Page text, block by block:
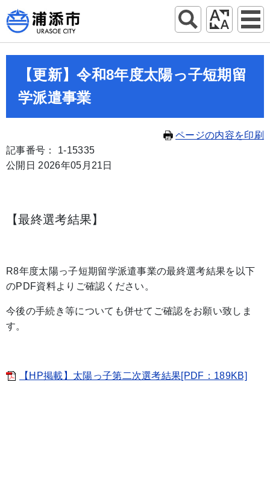
【更新】令和8年度太陽っ子短期留
学派遣事業
ページの内容を印刷
記事番号： 1-15335
公開日 2026年05月21日
【最終選考結果】
R8年度太陽っ子短期留学派遣事業の最終選考結果を以下
のPDF資料よりご確認ください。
今後の手続き等についても併せてご確認をお願い致しま
す。
【HP掲載】太陽っ子第二次選考結果[PDF：189KB]